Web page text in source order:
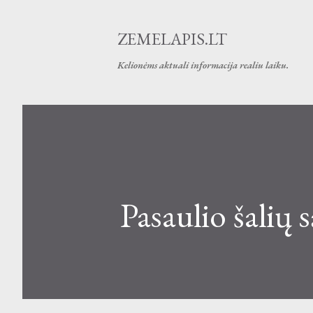
ZEMELAPIS.LT
Kelionėms aktuali informacija realiu laiku.
Pasaulio šalių